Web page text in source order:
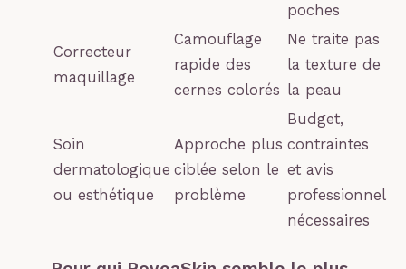
poches
Correcteur
maquillage
Camouflage
rapide des
cernes colorés
Ne traite pas
la texture de
la peau
Soin
dermatologique
ou esthétique
Approche plus
ciblée selon le
problème
Budget,
contraintes
et avis
professionnel
nécessaires